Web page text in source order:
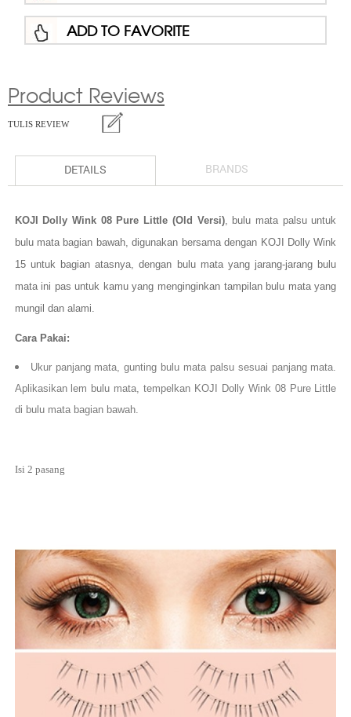
ADD TO FAVORITE
Product Reviews
TULIS REVIEW
DETAILS BRANDS
KOJI Dolly Wink 08 Pure Little (Old Versi), bulu mata palsu untuk
bulu mata bagian bawah, digunakan bersama dengan KOJI Dolly Wink
15 untuk bagian atasnya, dengan bulu mata yang jarang-jarang bulu
mata ini pas untuk kamu yang menginginkan tampilan bulu mata yang
mungil dan alami.
Cara Pakai:
Ukur panjang mata, gunting bulu mata palsu sesuai panjang mata.
Aplikasikan lem bulu mata, tempelkan KOJI Dolly Wink 08 Pure Little
di bulu mata bagian bawah.
Isi 2 pasang